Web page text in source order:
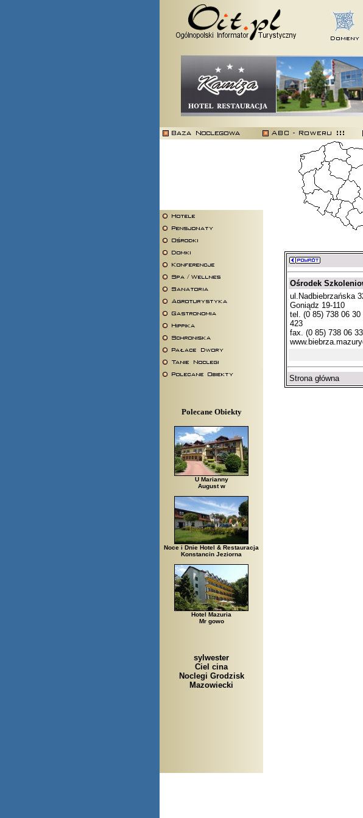
Polecane Obiekty
U Marianny
August w
Noce i Dnie Hotel & Restauracja
Konstancin Jeziorna
Hotel Mazuria
Mr gowo
sylwester
Ciel cina
Noclegi Grodzisk
Mazowiecki
Ośrodek
ul.Nadbiebrzańska
Goniądz 19-110
tel. (0 85) 738 06
423
fax. (0 85) 738 06 33
Strona główna
Arłamów,